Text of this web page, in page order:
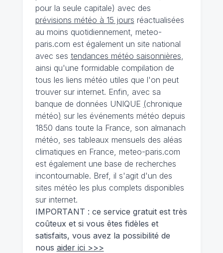
pour la seule capitale) avec des
prévisions météo à 15 jours réactualisées
au moins quotidiennement, meteo-
paris.com est également un site national
avec ses tendances météo saisonnières,
ainsi qu'une formidable compilation de
tous les liens météo utiles que l'on peut
trouver sur internet. Enfin, avec sa
banque de données UNIQUE (chronique
météo) sur les événements météo depuis
1850 dans toute la France, son almanach
météo, ses tableaux mensuels des aléas
climatiques en France, meteo-paris.com
est également une base de recherches
incontournable. Bref, il s'agit d'un des
sites météo les plus complets disponibles
sur internet.
IMPORTANT : ce service gratuit est très
coûteux et si vous êtes fidèles et
satisfaits, vous avez la possibilité de
nous aider ici >>>